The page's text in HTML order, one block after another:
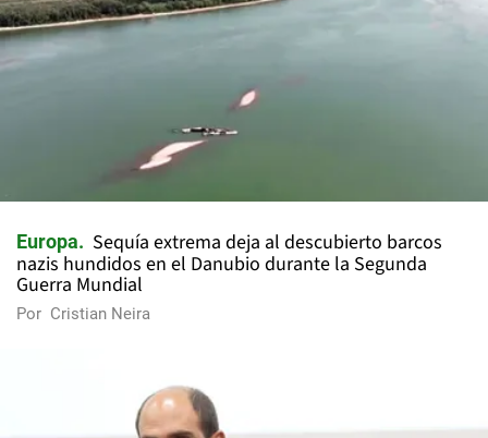
Europa
Sequía extrema deja al descubierto barcos
nazis hundidos en el Danubio durante la Segunda
Guerra Mundial
Por Cristian Neira